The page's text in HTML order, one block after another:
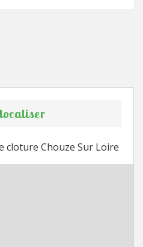
cloture Chouze Sur Loire